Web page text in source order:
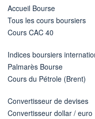
Accueil Bourse
Tous les cours boursiers
Cours CAC 40
Indices boursiers
Palmarès Bourse
Cours du Pétrole (Brent)
Convertisseur de devises
Convertisseur dollar / euro